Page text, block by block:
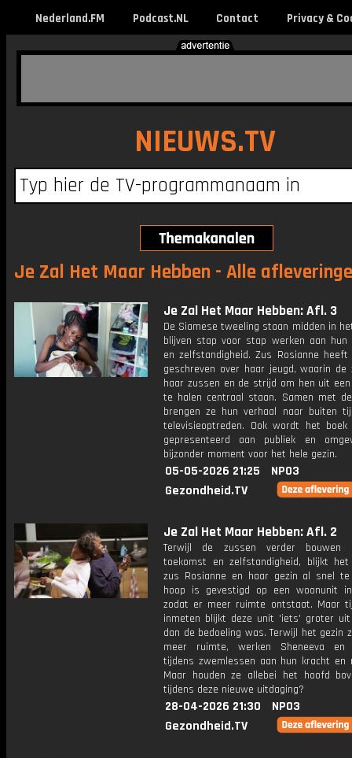
Nederland.FM Podcast.NL Contact Privacy &
NIEUWS.TV
Je Zal Het Maar Hebben - Alle
Je Zal Het Maar Hebben: Afl. 3
De Siamese tweeling staan midden in
blijven stap voor stap werken aan hun
en zelfstandigheid. Zus Rosianne heeft
geschreven over haar jeugd, waarin de
haar zussen en de strijd om hen uit
te halen centraal staan. Samen met
brengen ze hun verhaal naar buiten
televisieoptreden. Ook wordt het
gepresenteerd aan publiek en
bijzonder moment voor het hele gezin.
05-05-2026 21:25
NPO3
Gezondheid.TV
Je Zal Het Maar Hebben: Afl. 2
Terwijl de zussen verder bouwen
toekomst en zelfstandigheid, blijkt
zus Rosianne en haar gezin al snel
hoop is gevestigd op een woonunit
zodat er meer ruimte ontstaat. Maar
inmeten blijkt deze unit 'iets' groter
dan de bedoeling was. Terwijl het gezin
meer ruimte, werken Sheneeva en
tijdens zwemlessen aan hun kracht en
Maar houden ze allebei het hoofd
tijdens deze nieuwe uitdaging?
28-04-2026 21:30
NPO3
Gezondheid.TV